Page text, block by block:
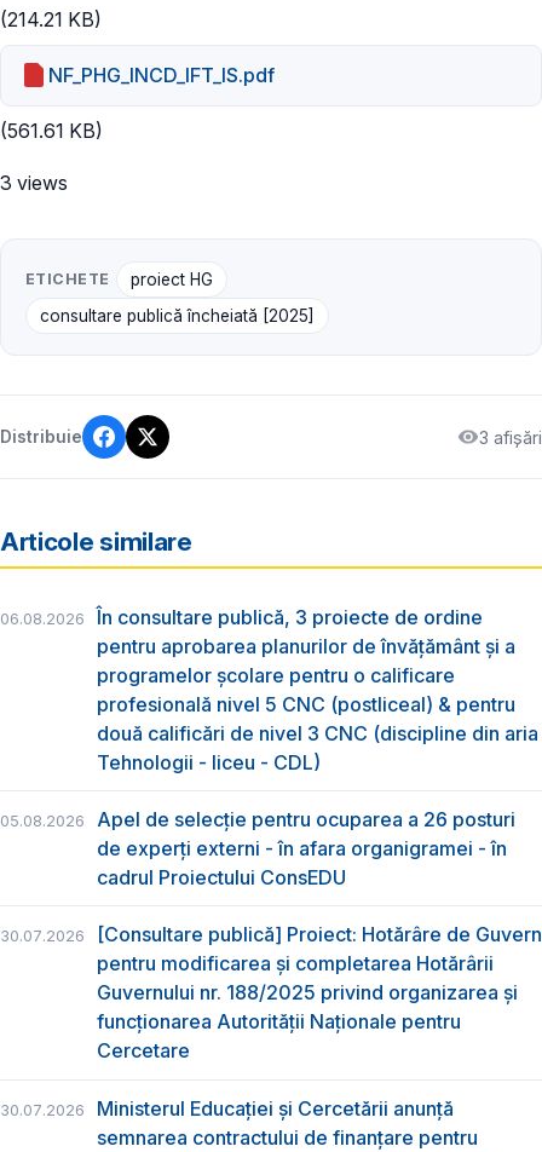
(214.21 KB)
NF_PHG_INCD_IFT_IS.pdf
(561.61 KB)
3 views
ETICHETE
proiect HG
consultare publică încheiată [2025]
Distribuie 3 afișări
Articole similare
06.08.2026
În consultare publică, 3 proiecte de ordine
pentru aprobarea planurilor de învățământ și a
programelor școlare pentru o calificare
profesională nivel 5 CNC (postliceal) & pentru
două calificări de nivel 3 CNC (discipline din aria
Tehnologii - liceu - CDL)
05.08.2026
Apel de selecție pentru ocuparea a 26 posturi
de experți externi - în afara organigramei - în
cadrul Proiectului ConsEDU
30.07.2026
[Consultare publică] Proiect: Hotărâre de Guvern
pentru modificarea și completarea Hotărârii
Guvernului nr. 188/2025 privind organizarea şi
funcţionarea Autorităţii Naţionale pentru
Cercetare
30.07.2026
Ministerul Educației și Cercetării anunță
semnarea contractului de finanțare pentru